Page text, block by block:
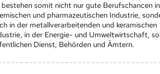
bestehen somit nicht nur gute Berufschancen
und pharmazeutischen Industrie,
in der metallverarbeitenden und keramischen
in der Energie- und Umweltwirtschaft,
Dienst, Behörden und Ämtern.